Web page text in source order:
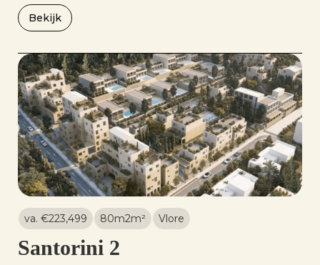
Bekijk
va. €223,499 80m2m² Vlore
Santorini 2